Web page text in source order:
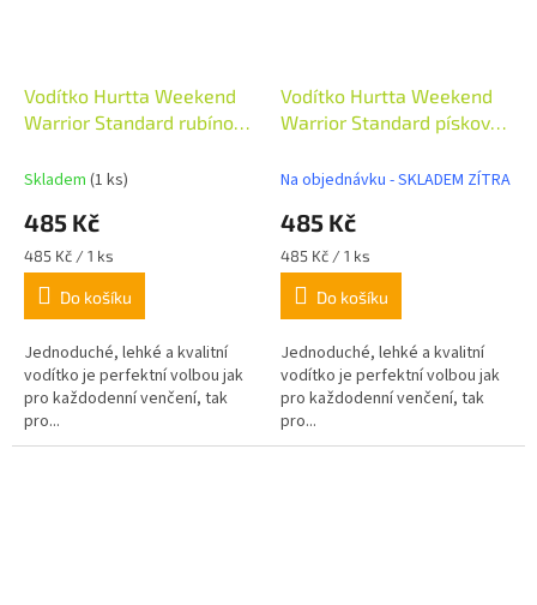
Vodítko Hurtta Weekend
Warrior Standard rubínová
Skladem (1 ks)
485 Kč
Měrná
cena:
485 Kč / 1 ks
Do košíku
Jednoduché, lehké a kvalitní
vodítko je perfektní volbou jak
pro každodenní venčení, tak
pro...
Vodítko Hurtta Weekend
Warrior Standard písková
Na objednávku - SKLADEM ZÍTRA
485 Kč
Měrná
cena:
485 Kč / 1 ks
Do košíku
Jednoduché, lehké a kvalitní
vodítko je perfektní volbou jak
pro každodenní venčení, tak
pro...